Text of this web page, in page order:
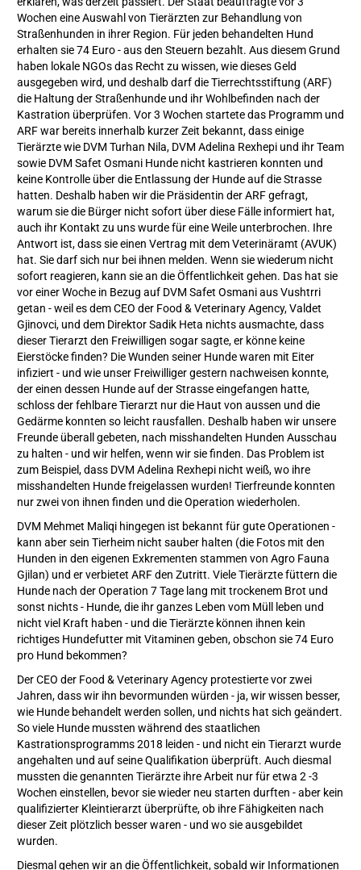
Wochen eine Auswahl von Tierärzten zur Behandlung von
Straßenhunden in ihrer Region. Für jeden behandelten Hund
erhalten sie 74 Euro - aus den Steuern bezahlt. Aus diesem Grund
haben lokale NGOs das Recht zu wissen, wie dieses Geld
ausgegeben wird, und deshalb darf die Tierrechtsstiftung (ARF)
die Haltung der Straßenhunde und ihr Wohlbefinden nach der
Kastration überprüfen. Vor 3 Wochen startete das Programm und
ARF war bereits innerhalb kurzer Zeit bekannt, dass einige
Tierärzte wie DVM Turhan Nila, DVM Adelina Rexhepi und ihr Team
sowie DVM Safet Osmani Hunde nicht kastrieren konnten und
keine Kontrolle über die Entlassung der Hunde auf die Strasse
hatten. Deshalb haben wir die Präsidentin der ARF gefragt,
warum sie die Bürger nicht sofort über diese Fälle informiert hat,
auch ihr Kontakt zu uns wurde für eine Weile unterbrochen. Ihre
Antwort ist, dass sie einen Vertrag mit dem Veterinäramt (AVUK)
hat. Sie darf sich nur bei ihnen melden. Wenn sie wiederum nicht
sofort reagieren, kann sie an die Öffentlichkeit gehen. Das hat sie
vor einer Woche in Bezug auf DVM Safet Osmani aus Vushtrri
getan - weil es dem CEO der Food & Veterinary Agency, Valdet
Gjinovci, und dem Direktor Sadik Heta nichts ausmachte, dass
dieser Tierarzt den Freiwilligen sogar sagte, er könne keine
Eierstöcke finden? Die Wunden seiner Hunde waren mit Eiter
infiziert - und wie unser Freiwilliger gestern nachweisen konnte,
der einen dessen Hunde auf der Strasse eingefangen hatte,
schloss der fehlbare Tierarzt nur die Haut von aussen und die
Gedärme konnten so leicht rausfallen. Deshalb haben wir unsere
Freunde überall gebeten, nach misshandelten Hunden Ausschau
zu halten - und wir helfen, wenn wir sie finden. Das Problem ist
zum Beispiel, dass DVM Adelina Rexhepi nicht weiß, wo ihre
misshandelten Hunde freigelassen wurden! Tierfreunde konnten
nur zwei von ihnen finden und die Operation wiederholen.
DVM Mehmet Maliqi hingegen ist bekannt für gute Operationen -
kann aber sein Tierheim nicht sauber halten (die Fotos mit den
Hunden in den eigenen Exkrementen stammen von Agro Fauna
Gjilan) und er verbietet ARF den Zutritt. Viele Tierärzte füttern die
Hunde nach der Operation 7 Tage lang mit trockenem Brot und
sonst nichts - Hunde, die ihr ganzes Leben vom Müll leben und
nicht viel Kraft haben - und die Tierärzte können ihnen kein
richtiges Hundefutter mit Vitaminen geben, obschon sie 74 Euro
pro Hund bekommen?
Der CEO der Food & Veterinary Agency protestierte vor zwei
Jahren, dass wir ihn bevormunden würden - ja, wir wissen besser,
wie Hunde behandelt werden sollen, und nichts hat sich geändert.
So viele Hunde mussten während des staatlichen
Kastrationsprogramms 2018 leiden - und nicht ein Tierarzt wurde
angehalten und auf seine Qualifikation überprüft. Auch diesmal
mussten die genannten Tierärzte ihre Arbeit nur für etwa 2 -3
Wochen einstellen, bevor sie wieder neu starten durften - aber kein
qualifizierter Kleintierarzt überprüfte, ob ihre Fähigkeiten nach
dieser Zeit plötzlich besser waren - und wo sie ausgebildet
wurden.
Diesmal gehen wir an die Öffentlichkeit, sobald wir Informationen